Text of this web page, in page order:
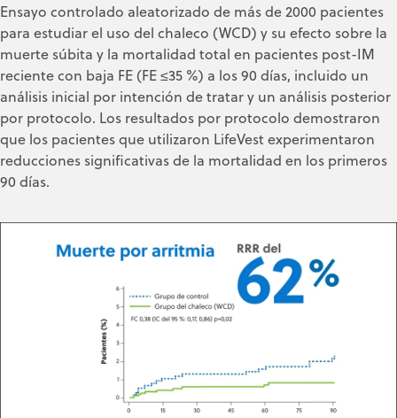
Ensayo controlado aleatorizado de más de 2000 pacientes
para estudiar el uso del chaleco (WCD) y su efecto sobre la
muerte súbita y la mortalidad total en pacientes post-IM
reciente con baja FE (FE ≤35 %) a los 90 días, incluido un
análisis inicial por intención de tratar y un análisis posterior
por protocolo. Los resultados por protocolo demostraron
que los pacientes que utilizaron LifeVest experimentaron
reducciones significativas de la mortalidad en los primeros
90 días.